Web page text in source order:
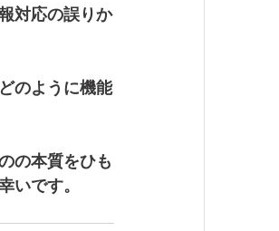
対応の誤りか
のように機能
の本質をひも
いです。